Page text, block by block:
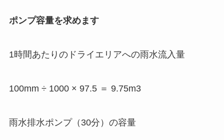
ポンプ容量を求めます
1時間あたりのドライエリアへの雨水流入量
100mm ÷ 1000 × 97.5 ＝ 9.75m3
雨水排水ポンプ（30分）の容量